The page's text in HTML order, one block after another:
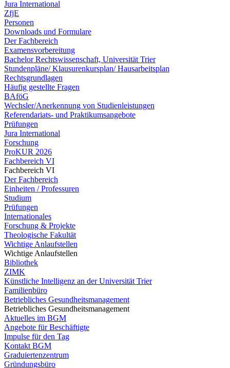
Jura International
ZfjE
Personen
Downloads und Formulare
Der Fachbereich
Examensvorbereitung
Bachelor Rechtswissenschaft, Universität Trier
Stundenpläne/ Klausurenkursplan/ Hausarbeitsplan
Rechtsgrundlagen
Häufig gestellte Fragen
BAföG
Wechsler/Anerkennung von Studienleistungen
Referendariats- und Praktikumsangebote
Prüfungen
Jura International
Forschung
ProKUR 2026
Fachbereich VI
Fachbereich VI
Der Fachbereich
Einheiten / Professuren
Studium
Prüfungen
Internationales
Forschung & Projekte
Theologische Fakultät
Wichtige Anlaufstellen
Wichtige Anlaufstellen
Bibliothek
ZIMK
Künstliche Intelligenz an der Universität Trier
Familienbüro
Betriebliches Gesundheitsmanagement
Betriebliches Gesundheitsmanagement
Aktuelles im BGM
Angebote für Beschäftigte
Impulse für den Tag
Kontakt BGM
Graduiertenzentrum
Gründungsbüro